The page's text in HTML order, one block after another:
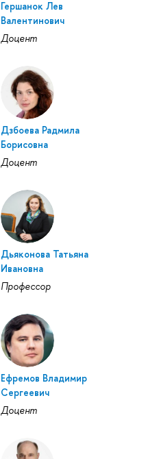
Гершанок Лев
Валентинович
Доцент
Дзбоева Радмила
Борисовна
Доцент
Дьяконова Татьяна
Ивановна
Профессор
Ефремов Владимир
Сергеевич
Доцент